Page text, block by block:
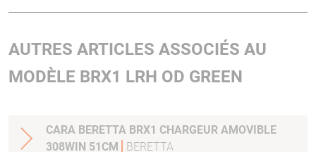
AUTRES ARTICLES ASSOCIÉS AU
MODÈLE BRX1 LRH OD GREEN
CARA BERETTA BRX1 CHARGEUR AMOVIBLE
308WIN 51CM
BERETTA